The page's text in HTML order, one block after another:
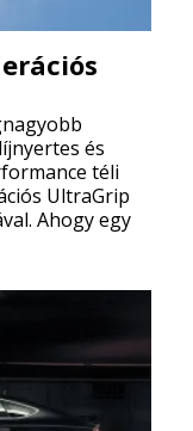
és
téli
UltraGrip
Ahogy egy